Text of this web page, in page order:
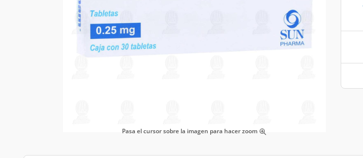
Pasa el cursor sobre la imagen para hacer zoom